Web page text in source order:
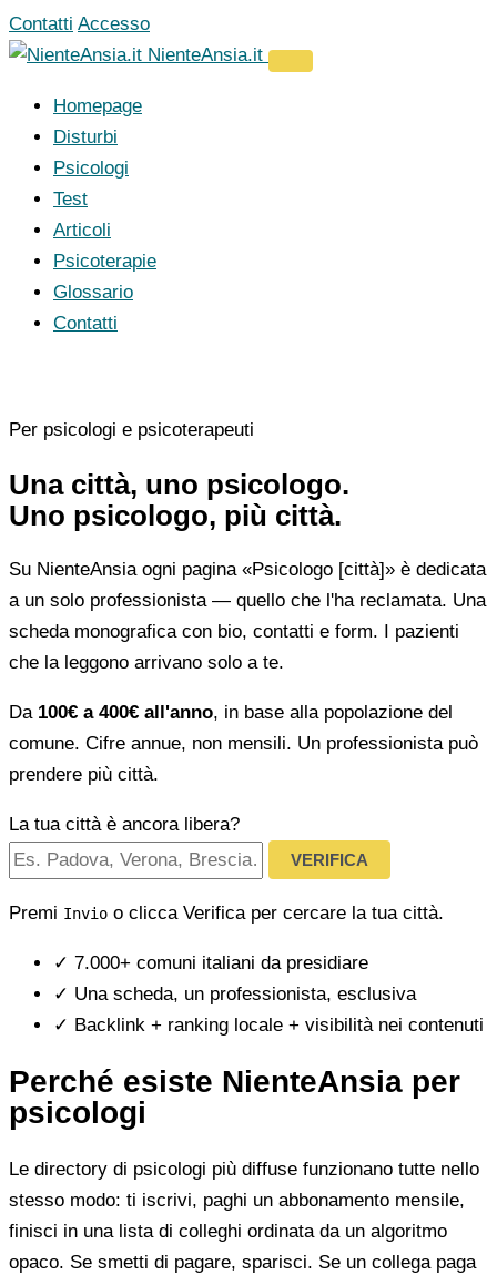
Vai
al
Contatti Accesso
NienteAnsia.it
Homepage
Disturbi
Psicologi
Test
Articoli
Psicoterapie
Glossario
Contatti
Per psicologi e psicoterapeuti
Una città, uno psicologo.
Uno psicologo, più città.
Su NienteAnsia ogni pagina «Psicologo [città]» è dedicata
a un solo professionista — quello che l'ha reclamata. Una
scheda monografica con bio, contatti e form. I pazienti
che la leggono arrivano solo a te.
Da 100€ a 400€ all'anno, in base alla popolazione del
comune. Cifre annue, non mensili. Un professionista può
prendere più città.
La tua città è ancora libera?
VERIFICA
Premi Invio o clicca Verifica per cercare la tua città.
✓ 7.000+ comuni italiani da presidiare
✓ Una scheda, un professionista, esclusiva
✓ Backlink + ranking locale + visibilità nei contenuti
Perché esiste NienteAnsia per
psicologi
Le directory di psicologi più diffuse funzionano tutte nello
stesso modo: ti iscrivi, paghi un abbonamento mensile,
finisci in una lista di colleghi ordinata da un algoritmo
opaco. Se smetti di pagare, sparisci. Se un collega paga